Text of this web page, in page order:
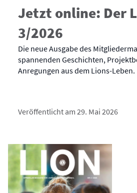
Jetzt online: Der
3/2026
Die neue Ausgabe des
spannenden Geschichten,
Anregungen aus dem Lions-Leben.
Veröffentlicht am 29. Mai 2026